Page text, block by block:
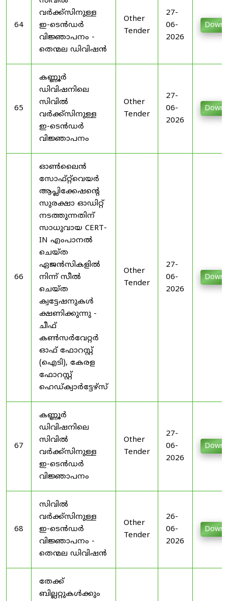
64
വർക്ക്സിനുള്ള
ഇ-ടെൻഡർ
വിജ്ഞാപനം -
തെന്മല ഡിവിഷൻ
Other
Tender
27-
06-
2026
65
കണ്ണൂർ
ഡിവിഷനിലെ
സിവിൽ
വർക്ക്സിനുള്ള
ഇ-ടെൻഡർ
വിജ്ഞാപനം
Other
Tender
27-
06-
2026
66
ഓൺലൈൻ
സോഫ്റ്റ്‌വെയർ
ആപ്ലിക്കേഷന്റെ
സുരക്ഷാ ഓഡിറ്റ്
നടത്തുന്നതിന്
സാധുവായ CERT-
IN എംപാനൽ
ചെയ്ത
ഏജൻസികളിൽ
നിന്ന് സീൽ
ചെയ്ത
ക്വട്ടേഷനുകൾ
ക്ഷണിക്കുന്നു -
ചീഫ്
കൺസർവേറ്റർ
ഓഫ് ഫോറസ്റ്റ്
(ഐടി), കേരള
ഫോറസ്റ്റ്
ഹെഡ്ക്വാർട്ടേഴ്സ്
Other
Tender
27-
06-
2026
67
കണ്ണൂർ
ഡിവിഷനിലെ
സിവിൽ
വർക്ക്സിനുള്ള
ഇ-ടെൻഡർ
വിജ്ഞാപനം
Other
Tender
27-
06-
2026
68
സിവിൽ
വർക്ക്സിനുള്ള
ഇ-ടെൻഡർ
വിജ്ഞാപനം -
തെന്മല ഡിവിഷൻ
Other
Tender
26-
06-
2026
തേക്ക്
ബില്ലറ്റുകൾക്കും